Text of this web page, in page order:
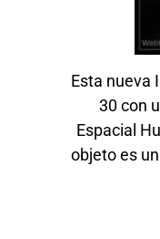
Esta nueva
30 con
Espacial
objeto es